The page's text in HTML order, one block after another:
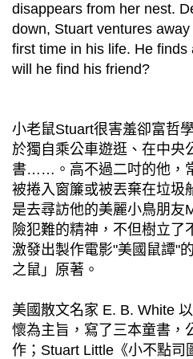
disappears from her nest.
down, Stuart ventures
first time in his life. He
will he find his friend?
小老鼠Stuart很害羞卻富哲
於獨自乘公車遊逛、在中央
書……。高不過二吋的他，
被捲入窗簾或被丟棄在垃圾
是去尋訪他的美麗小鳥朋友
險犯難的精神，不但樹立了
激發出製作電影"美國鼠譚"
之鼠」原著。
美國散文名家 E. B. White
懷為主旨，寫了三本童書，
作；Stuart Little《小不點司